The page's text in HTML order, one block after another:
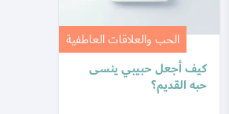
الحب والعلاقات العاطفية
كيف أجعل حبيبي ينسى
حبه القديم؟